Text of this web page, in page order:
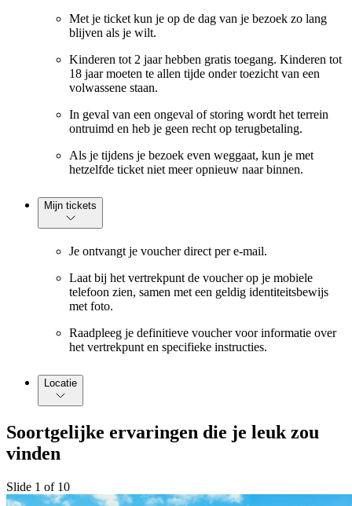
Met je ticket kun je op de dag van je bezoek zo lang
blijven als je wilt.
Kinderen tot 2 jaar hebben gratis toegang. Kinderen tot
18 jaar moeten te allen tijde onder toezicht van een
volwassene staan.
In geval van een ongeval of storing wordt het terrein
ontruimd en heb je geen recht op terugbetaling.
Als je tijdens je bezoek even weggaat, kun je met
hetzelfde ticket niet meer opnieuw naar binnen.
Mijn tickets
Je ontvangt je voucher direct per e-mail.
Laat bij het vertrekpunt de voucher op je mobiele
telefoon zien, samen met een geldig identiteitsbewijs
met foto.
Raadpleeg je definitieve voucher voor informatie over
het vertrekpunt en specifieke instructies.
Locatie
Soortgelijke ervaringen die je leuk zou
vinden
Slide 1 of 10